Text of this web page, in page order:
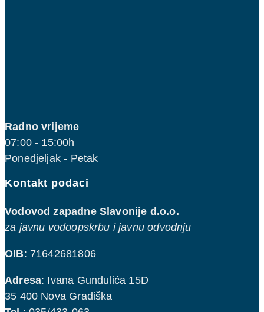
Radno vrijeme
07:00 - 15:00h
Ponedjeljak - Petak
Kontakt podaci
Vodovod zapadne Slavonije d.o.o.
za javnu vodoopskrbu i javnu odvodnju
OIB: 71642681806
Adresa: Ivana Gundulića 15D
35 400 Nova Gradiška